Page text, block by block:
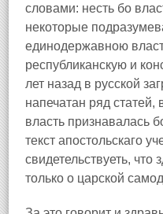
словами: несть бо
некоторые
единодержавною
республиканскую и
лет назад в русской
напечатан ряд статей,
власть признавалась
текст апостольскаго
свидетельствуеть, что
только о царской